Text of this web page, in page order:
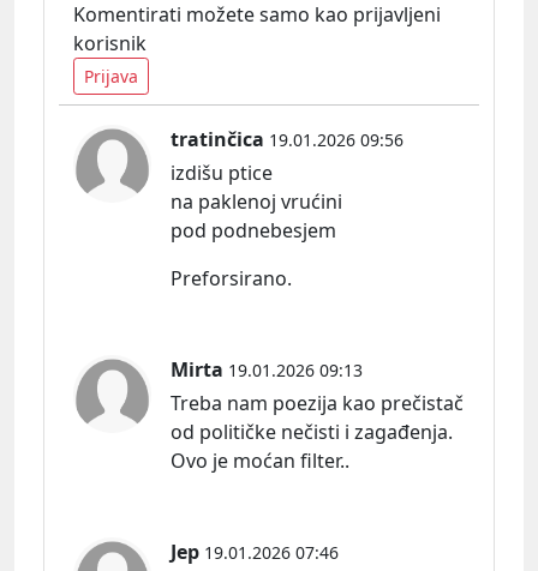
Komentirati možete samo kao prijavljeni
korisnik
Prijava
tratinčica 19.01.2026 09:56
izdišu ptice
na paklenoj vrućini
pod podnebesjem
Preforsirano.
Mirta 19.01.2026 09:13
Treba nam poezija kao prečistač
od političke nečisti i zagađenja.
Ovo je moćan filter..
Jep 19.01.2026 07:46